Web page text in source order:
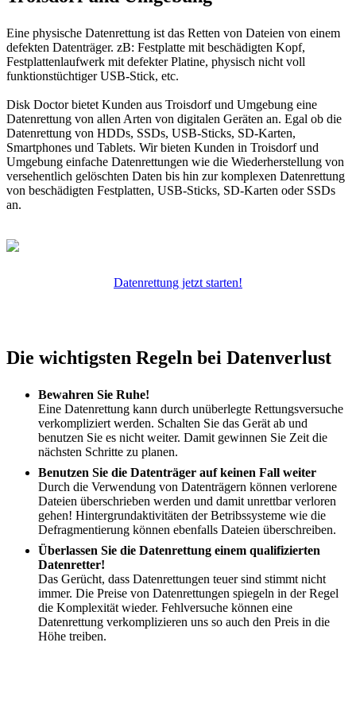
Eine physische Datenrettung ist das Retten von Dateien von einem
defekten Datenträger. zB: Festplatte mit beschädigten Kopf,
Festplattenlaufwerk mit defekter Platine, physisch nicht voll
funktionstüchtiger USB-Stick, etc.
Disk Doctor bietet Kunden aus Troisdorf und Umgebung eine
Datenrettung von allen Arten von digitalen Geräten an. Egal ob die
Datenrettung von HDDs, SSDs, USB-Sticks, SD-Karten,
Smartphones und Tablets. Wir bieten Kunden in Troisdorf und
Umgebung einfache Datenrettungen wie die Wiederherstellung von
versehentlich gelöschten Daten bis hin zur komplexen Datenrettung
von beschädigten Festplatten, USB-Sticks, SD-Karten oder SSDs
an.
Datenrettung jetzt starten!
Die wichtigsten Regeln bei Datenverlust
Bewahren Sie Ruhe!
Eine Datenrettung kann durch unüberlegte Rettungsversuche
verkompliziert werden. Schalten Sie das Gerät ab und
benutzen Sie es nicht weiter. Damit gewinnen Sie Zeit die
nächsten Schritte zu planen.
Benutzen Sie die Datenträger auf keinen Fall weiter
Durch die Verwendung von Datenträgern können verlorene
Dateien überschrieben werden und damit unrettbar verloren
gehen! Hintergrundaktivitäten der Betribssysteme wie die
Defragmentierung können ebenfalls Dateien überschreiben.
Überlassen Sie die Datenrettung einem qualifizierten
Datenretter!
Das Gerücht, dass Datenrettungen teuer sind stimmt nicht
immer. Die Preise von Datenrettungen spiegeln in der Regel
die Komplexität wieder. Fehlversuche können eine
Datenrettung verkomplizieren uns so auch den Preis in die
Höhe treiben.